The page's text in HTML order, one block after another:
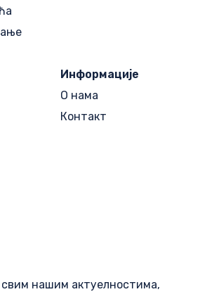
Информације
О нама
Контакт
свим нашим актуелностима,